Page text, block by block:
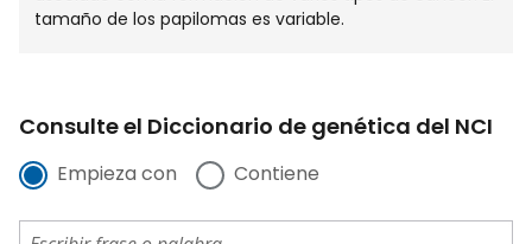
tamaño de los papilomas es variable.
Consulte el Diccionario de genética del NCI
Empieza con Contiene